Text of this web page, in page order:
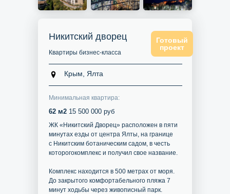
Никитский дворец
Квартиры бизнес-класса
ЖК «Никитский Дворец» расположен в пяти
минутах езды от центра Ялты, на границе
с Никитским ботаническим садом, в честь
которогокомплекс и получил свое название.
Комплекс находится в 500 метрах от моря.
До закрытого комфортабельного пляжа 7
минут ходьбы через живописный парк.
Крым, Ялта
Минимальная квартира:
62 м2 15 500 000 руб
Готовый
проект